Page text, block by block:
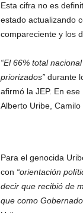
Esta cifra no es
estado actualizando
compareciente y los
“El 66% total
priorizados”durante
afirmó la JEP. En
Alberto Uribe,
Para el genocida
con “orientación
decir que recibió de
que como